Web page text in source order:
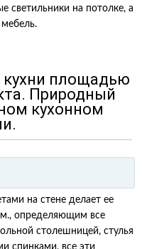
светильники на потолке, а
площадью
Природный
кухонном
на стене делает ее
м., определяющим все
столешницей, стулья
спинками, все эти